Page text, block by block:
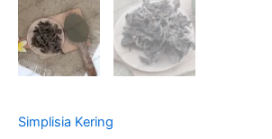
Simplisia Kering